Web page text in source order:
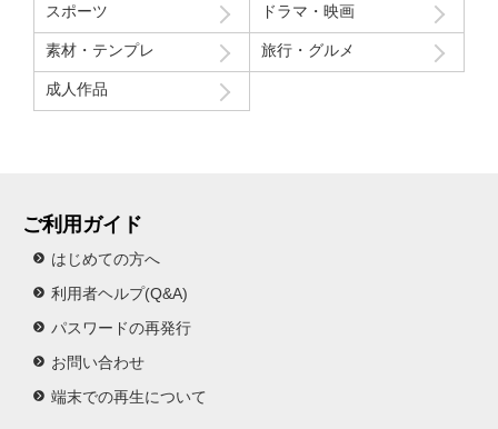
スポーツ ドラマ・映画
素材・テンプレ 旅行・グルメ
成人作品
ご利用ガイド
はじめての方へ
利用者ヘルプ(Q&A)
パスワードの再発行
お問い合わせ
端末での再生について